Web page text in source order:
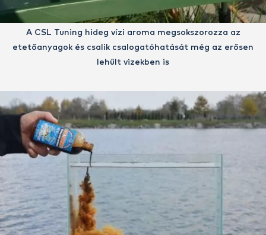
A CSL Tuning hideg vízi aroma megsokszorozza az
etetőanyagok és csalik csalogatóhatását még az erősen
lehűlt vizekben is